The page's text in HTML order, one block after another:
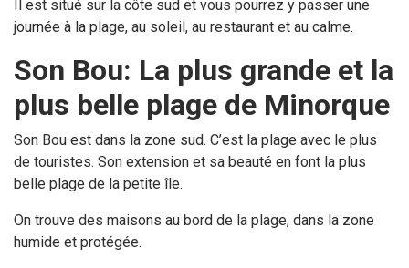
Il est situé sur la côte sud et vous pourrez y passer une
journée à la plage, au soleil, au restaurant et au calme.
Son Bou: La plus grande et la
plus belle plage de Minorque
Son Bou est dans la zone sud. C’est la plage avec le plus
de touristes. Son extension et sa beauté en font la plus
belle plage de la petite île.
On trouve des maisons au bord de la plage, dans la zone
humide et protégée.